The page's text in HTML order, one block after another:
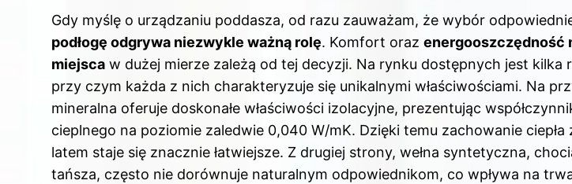
c
e
b
o
o
k
er
e
st
k
e
dI
n
d
di
t
m
bl
r
Gdy myślę o urządzaniu poddasza, od razu zauważam, że wybór
podłogę odgrywa niezwykle ważną rolę. Komfort oraz energooszczędność
miejsca w dużej mierze zależą od tej decyzji. Na rynku dostępnych jest kilka
przy czym każda z nich charakteryzuje się unikalnymi właściwościami. Na
mineralna oferuje doskonałe właściwości izolacyjne, prezentując
cieplnego na poziomie zaledwie 0,040 W/mK. Dzięki temu zachowanie ciepła
latem staje się znacznie łatwiejsze. Z drugiej strony, wełna syntetyczna,
tańsza, często nie dorównuje naturalnym odpowiednikom, co wpływa na